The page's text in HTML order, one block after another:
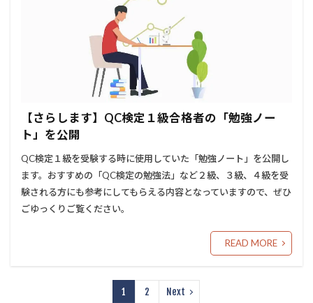
【さらします】QC検定１級合格者の「勉強ノー
ト」を公開
QC検定１級を受験する時に使用していた「勉強ノート」を公開し
ます。おすすめの「QC検定の勉強法」など２級、３級、４級を受
験される方にも参考にしてもらえる内容となっていますので、ぜひ
ごゆっくりご覧ください。
READ MORE
1 2 Next